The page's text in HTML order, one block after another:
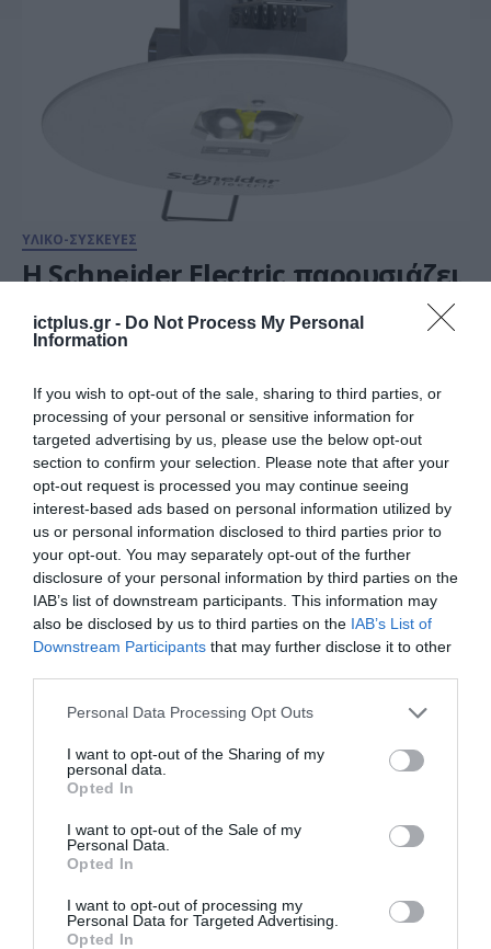
ictplus.gr - Do Not Process My Personal
Information
If you wish to opt-out of the sale, sharing to third parties, or
processing of your personal or sensitive information for
targeted advertising by us, please use the below opt-out
section to confirm your selection. Please note that after your
opt-out request is processed you may continue seeing
interest-based ads based on personal information utilized by
us or personal information disclosed to third parties prior to
your opt-out. You may separately opt-out of the further
disclosure of your personal information by third parties on the
IAB’s list of downstream participants. This information may
also be disclosed by us to third parties on the IAB’s List of
Downstream Participants that may further disclose it to other
Please note that this website/app uses one or more Google
not limited to your visit or usage behaviour. You may click to
grant or deny consent to Google and its third-party tags to
use your data for below specified purposes in below Google
consent section.
Personal Data Processing Opt Outs
I want to opt-out of the Sharing of my
personal data.
Opted In
I want to opt-out of the Sale of my
Personal Data.
Opted In
I want to opt-out of processing my
Personal Data for Targeted Advertising.
Opted In
ΥΛΙΚΟ-ΣΥΣΚΕΥΕΣ
Η Schneider Electric παρουσιάζει
ασφαλείας Exiway SmartBeam
ΥΛΙΚΟ-ΣΥΣΚΕΥΕΣ
Τα νέα MateBook της Huawei
κατέφθασαν! ΔΩΡΟ με κάθε
προπαραγγελία το smartphone
Nova 5T